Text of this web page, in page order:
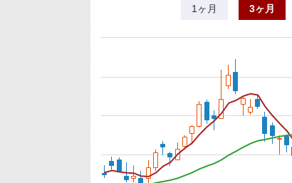
1ヶ月 3ヶ月